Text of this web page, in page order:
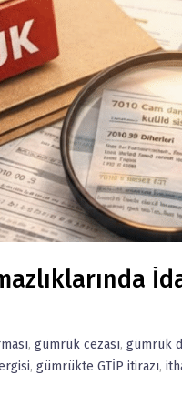
, gümrük cezası, gümrük
, gümrükte GTİP itirazı,